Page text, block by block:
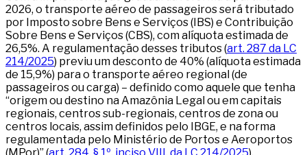
2026, o transporte aéreo de passageiros será tributado
por Imposto sobre Bens e Serviços (IBS) e Contribuição
Sobre Bens e Serviços (CBS), com alíquota estimada de
26,5%. A regulamentação desses tributos (art. 287 da LC
214/2025) previu um desconto de 40% (alíquota estimada
de 15,9%) para o transporte aéreo regional (de
passageiros ou carga) – definido como aquele que tenha
“origem ou destino na Amazônia Legal ou em capitais
regionais, centros sub-regionais, centros de zona ou
centros locais, assim definidos pelo IBGE, e na forma
regulamentada pelo Ministério de Portos e Aeroportos